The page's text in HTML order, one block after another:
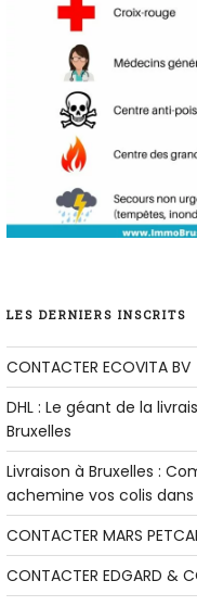
LES DERNIERS INSCRITS
CONTACTER ECOVITA BV
DHL : Le géant de la
Bruxelles
Livraison à Bruxelles :
achemine vos colis
CONTACTER MARS
CONTACTER EDGARD &